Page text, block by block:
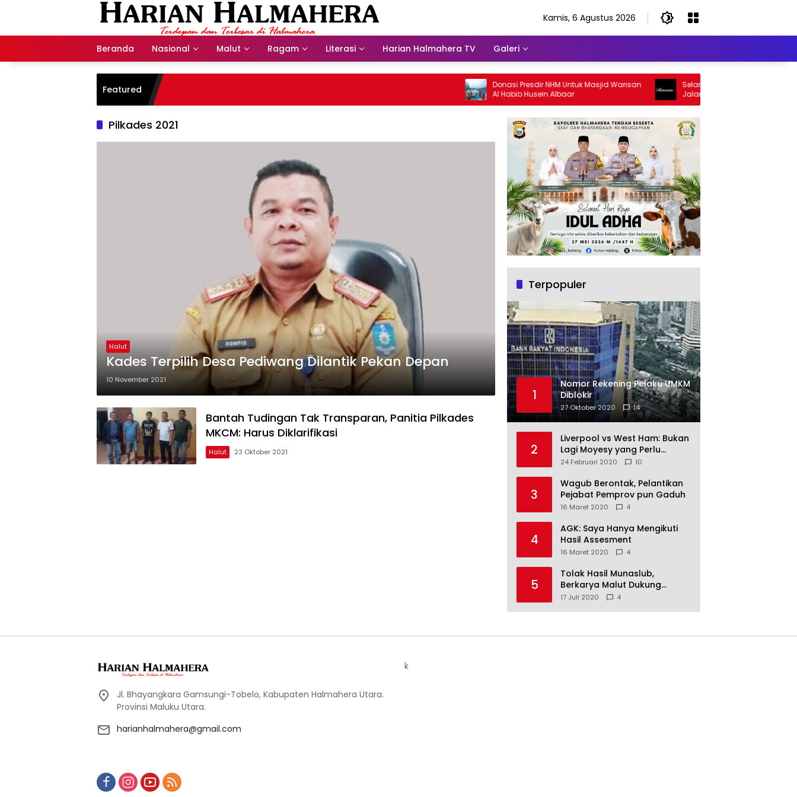
Kamis, 6 Agustus 2026
Beranda Nasional Malut Ragam Literasi Harian Halmahera TV Galeri
Featured
Donasi Presdir NHM Untuk Masjid Warisan
Al Habib Husein Albaar
Selamat Jalan Sang Inspirator,
Jalan Abangku Yuslam Idris
Pilkades 2021
Halut
Kades Terpilih Desa Pediwang Dilantik Pekan Depan
10 November 2021
Bantah Tudingan Tak Transparan, Panitia Pilkades
MKCM: Harus Diklarifikasi
Halut 23 Oktober 2021
Terpopuler
1
Nomor Rekening Pelaku UMKM
Diblokir
27 Oktober 2020 14
2
Liverpool vs West Ham: Bukan
Lagi Moyesy yang Perlu
Ditakuti
24 Februari 2020 10
3
Wagub Berontak, Pelantikan
Pejabat Pemprov pun Gaduh
16 Maret 2020 4
4
AGK: Saya Hanya Mengikuti
Hasil Assesment
16 Maret 2020 4
5
Tolak Hasil Munaslub,
Berkarya Malut Dukung
Tommy Soeharto
17 Juli 2020 4
Jl. Bhayangkara Gamsungi-Tobelo, Kabupaten Halmahera Utara.
Provinsi Maluku Utara.
harianhalmahera@gmail.com
k